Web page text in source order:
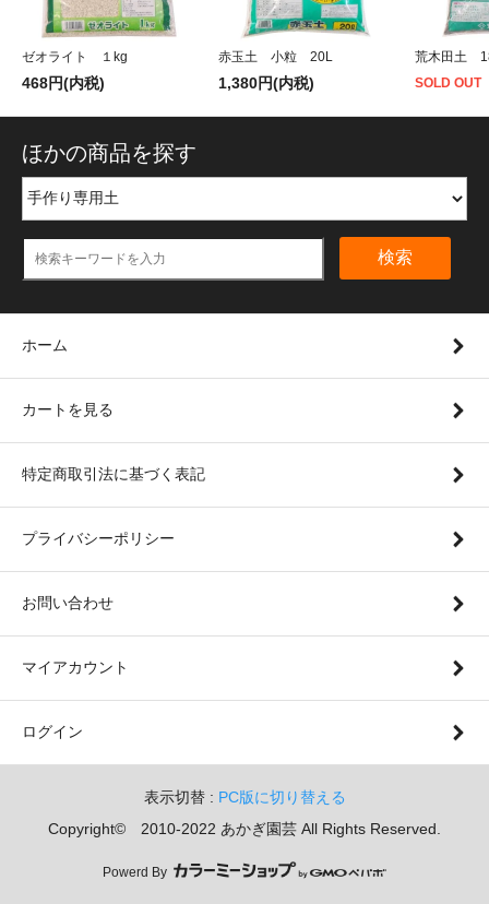
ゼオライト １kg
468円(内税)
赤玉土 小粒 20L
1,380円(内税)
荒木田土
SOLD OUT
ほかの商品を探す
検索
ホーム
カートを見る
特定商取引法に基づく表記
プライバシーポリシー
お問い合わせ
マイアカウント
ログイン
表示切替 : PC版に切り替える
Copyright© 2010-2022 あかぎ園芸 All Rights Reserved.
Powerd By